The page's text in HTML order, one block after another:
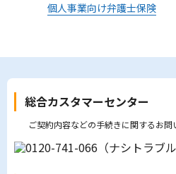
個人事業向け弁護士保険
総合カスタマーセンター
ご契約内容などの手続きに関するお問